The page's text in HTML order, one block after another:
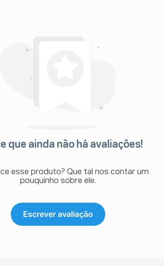
que ainda não há avaliações!
esse produto? Que tal nos contar um
pouquinho sobre ele.
Escrever avaliação